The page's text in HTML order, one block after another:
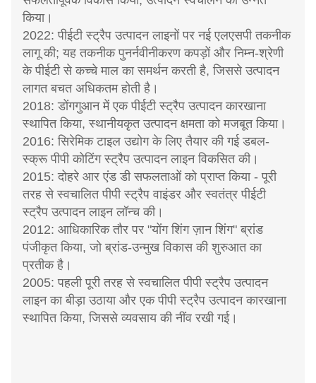
किया।
2022: पीईटी स्ट्रैप उत्पादन लाइनों पर नई एलएसपी तकनीक
लागू की; यह तकनीक पुनर्नवीनीकरण कपड़ों और निम्न-श्रेणी
के पीईटी से कच्चे माल का समर्थन करती है, जिससे उत्पादन
लागत बचत अधिकतम होती है।
2018: डोंगगुआन में एक पीईटी स्ट्रैप उत्पादन कारखाना
स्थापित किया, स्थानीयकृत उत्पादन क्षमता को मजबूत किया।
2016: सिरेमिक टाइल उद्योग के लिए तैयार की गई डबल-
स्क्रू पीपी कोटिंग स्ट्रैप उत्पादन लाइन विकसित की।
2015: दोहरे आर एंड डी सफलताओं को प्राप्त किया - पूरी
तरह से स्वचालित पीपी स्ट्रैप वाइंडर और स्वतंत्र पीईटी
स्ट्रैप उत्पादन लाइन लॉन्च की।
2012: आधिकारिक तौर पर "योंग शिंग ज़ान शिंग" ब्रांड
पंजीकृत किया, जो ब्रांड-उन्मुख विकास की शुरुआत का
प्रतीक है।
2005: पहली पूरी तरह से स्वचालित पीपी स्ट्रैप उत्पादन
लाइन का बीड़ा उठाया और एक पीपी स्ट्रैप उत्पादन कारखाना
स्थापित किया, जिससे व्यवसाय की नींव रखी गई।